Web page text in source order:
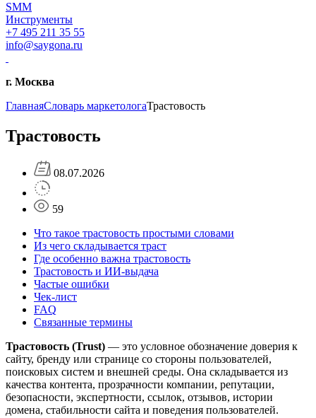
SMM
Инструменты
+7 495 211 35 55
info@saygona.ru
г. Москва
ГлавнаяСловарь маркетологаТрастовость
Трастовость
08.07.2026
59
Что такое трастовость простыми словами
Из чего складывается траст
Где особенно важна трастовость
Трастовость и ИИ-выдача
Частые ошибки
Чек-лист
FAQ
Связанные термины
Трастовость (Trust) — это условное обозначение доверия к
сайту, бренду или странице со стороны пользователей,
поисковых систем и внешней среды. Она складывается из
качества контента, прозрачности компании, репутации,
безопасности, экспертности, ссылок, отзывов, истории
домена, стабильности сайта и поведения пользователей.